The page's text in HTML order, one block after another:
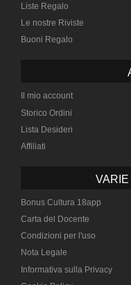
Liste Regalo
Le nostre Riviste
Buoni Regalo
Il mio account
Storico Ordini
Lista Desideri
Affiliati
Bonus Cultura 18app
Carta del Docente
Condizioni per l'uso
Nota Legale
Informativa sulla Privacy